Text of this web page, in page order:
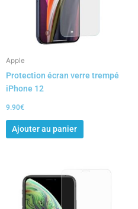
Apple
Protection écran verre trempé
iPhone 12
9.90€
Ajouter au panier